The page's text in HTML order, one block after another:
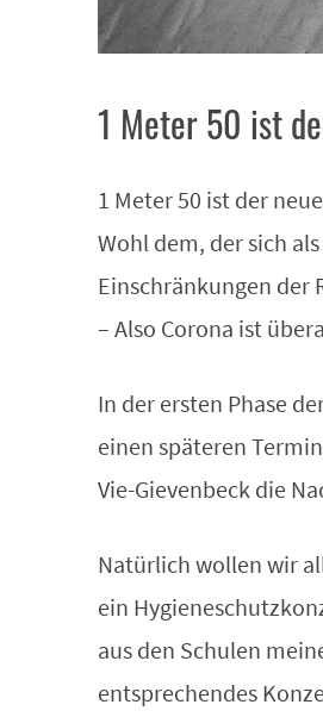
1 Meter 50 ist
1 Meter 50 ist der
Wohl dem, der sich
Einschränkungen der
– Also Corona ist
In der ersten Phase
einen späteren
Vie-Gievenbeck die
Natürlich wollen wir
ein
aus den Schulen
entsprechendes